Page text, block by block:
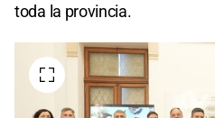
toda la provincia.